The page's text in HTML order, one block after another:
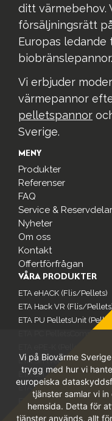
ditt värmebehov.
försäljningsrätt
Europas ledande
biobränslepannor.
Vi erbjuder
värmepannor
pelletspannor
Sverige.
MENY
Produkter
Referenser
FAQ
Service & Reservdelar
Nyheter
Om oss
Kontakt
Offertförfrågan
VÅRA PRODUKTER
ETA eHACK (Flis/Pellets)
ETA Hack VR (Flis/
ETA PU PelletsUnit
ETA SH (Vedpanna)
ETA SH Twin 20kw –
ETA SP & SPS
ETA EEP Elfilter
Vi på Biovärme
trygg med hur vi
europeiska
tjänster samlar vi
hemsida. Detta för
tjänster används, allt